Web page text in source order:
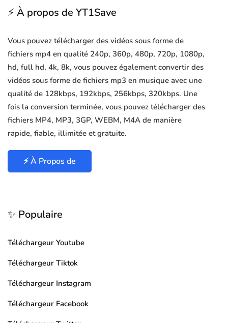
⚡ À propos de YT1Save
Vous pouvez télécharger des vidéos sous forme de
fichiers mp4 en qualité 240p, 360p, 480p, 720p, 1080p,
hd, full hd, 4k, 8k, vous pouvez également convertir des
vidéos sous forme de fichiers mp3 en musique avec une
qualité de 128kbps, 192kbps, 256kbps, 320kbps. Une
fois la conversion terminée, vous pouvez télécharger des
fichiers MP4, MP3, 3GP, WEBM, M4A de manière
rapide, fiable, illimitée et gratuite.
⚡ À Propos de
✨ Populaire
Téléchargeur Youtube
Téléchargeur Tiktok
Téléchargeur Instagram
Téléchargeur Facebook